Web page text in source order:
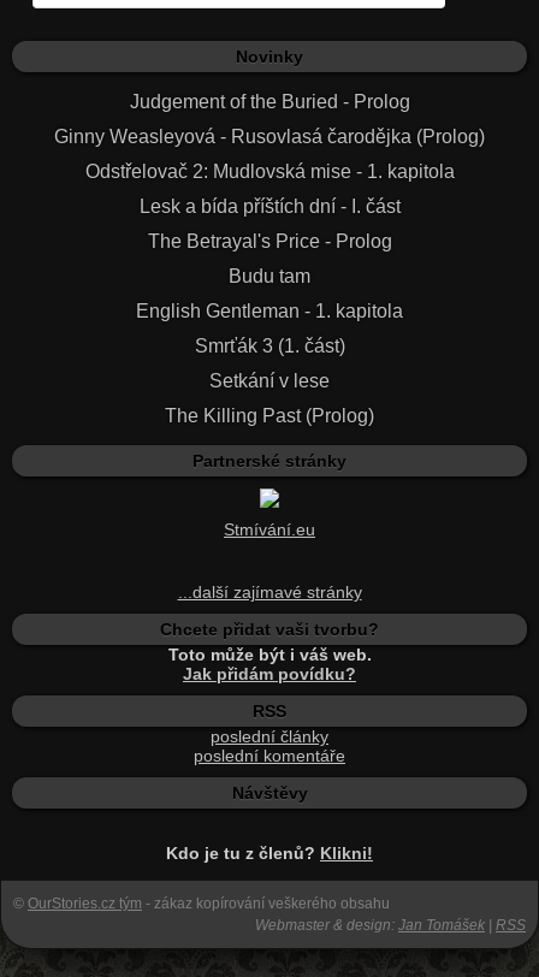
Novinky
Judgement of the Buried - Prolog
Ginny Weasleyová - Rusovlasá čarodějka (Prolog)
Odstřelovač 2: Mudlovská mise - 1. kapitola
Lesk a bída příštích dní - I. část
The Betrayal's Price - Prolog
Budu tam
English Gentleman - 1. kapitola
Smrťák 3 (1. část)
Setkání v lese
The Killing Past (Prolog)
Partnerské stránky
Stmívání.eu
...další zajímavé stránky
Chcete přidat vaši tvorbu?
Toto může být i váš web.
Jak přidám povídku?
RSS
poslední články
poslední komentáře
Návštěvy
Kdo je tu z členů? Klikni!
© OurStories.cz tým - zákaz kopírování veškerého obsahu
Webmaster & design: Jan Tomášek RSS